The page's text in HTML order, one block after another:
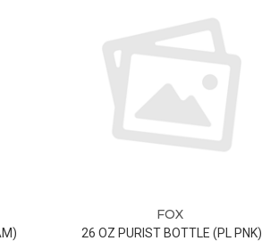
FOX
26 OZ PURIST BOTTLE (PL PNK)